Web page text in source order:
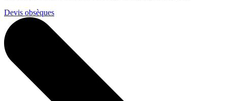
Devis obsèques